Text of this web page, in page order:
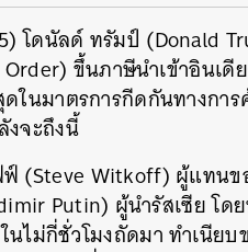
โดนัลด์ ทรัมป์ (Donald
ขึ้นภาษีนำเข้าอินเ
ในมาตรการกีดกันทางกา
จะถึงนี้
(Steve Witkoff) ผู้แทนข
Putin) ผู้นำรัสเซีย โด
ไม่กี่ชั่วโมงถัดมา ทำเนีย